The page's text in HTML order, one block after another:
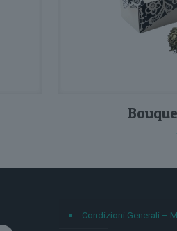
Condizioni Generali –